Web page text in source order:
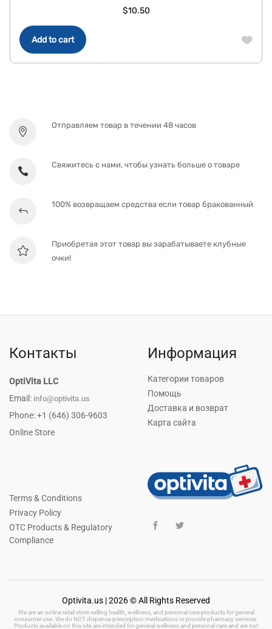
Add to cart
$10.50
Отправляем товар в течении 48 часов
Свяжитесь с нами, чтобы узнать больше о товаре
100% возвращаем средства если товар бракованный
Приобретая этот товар вы зарабатываете клубные
очки!
Контакты
OptiVita LLC
Email: info@optivita.us
Phone: +1 (646) 306-9603
Online Store
Информация
Категории товаров
Помощь
Доставка и возврат
Карта сайта
Terms & Conditions
Privacy Policy
OTC Products & Regulatory
Compliance
Optivita.us | 2026 © All Rights Reserved
We are an online retail store selling health, wellness, and personal care products for general
consumer use. We do NOT dispense prescription medications or provide pharmacy services.
Products available on this site are intended for general wellness and personal care and are not